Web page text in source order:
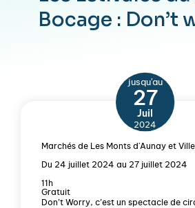
Bocage : Don’t
jusqu'au
27
Juil
2024
Marchés de Les Monts d'Aunay et
Du 24 juillet 2024 au 27 juillet 2024
11h
Gratuit
Don’t Worry, c’est un spectacle de